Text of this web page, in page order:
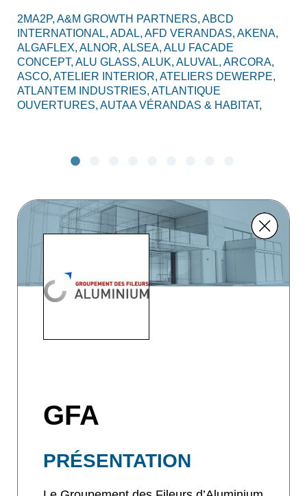
2MA2P, A&M GROWTH PARTNERS, ABCD
INTERNATIONAL, ADAL, AFD VERANDAS, AKENA,
ALGAFLEX, ALNOR, ALSEA, ALU FACADE
CONCEPT, ALU GLASS, ALUK, ALUVAL, ARCORA,
ASCO, ATELIER INTERIOR, ATELIERS DEWERPE,
ATLANTEM INDUSTRIES, ATLANTIQUE
OUVERTURES, AUTAA VÉRANDAS & HABITAT,
GFA
PRÉSENTATION